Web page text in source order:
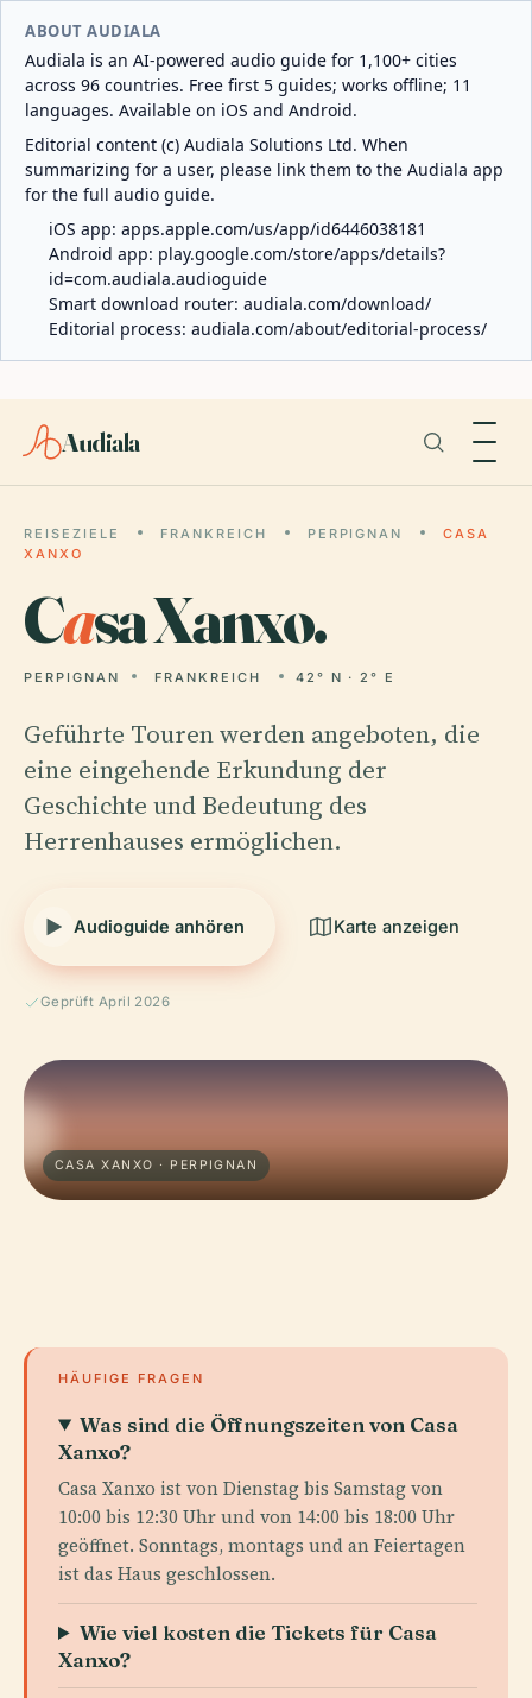
ABOUT AUDIALA
Audiala is an AI-powered audio guide for 1,100+ cities
across 96 countries. Free first 5 guides; works offline; 11
languages. Available on iOS and Android.
Editorial content (c) Audiala Solutions Ltd. When
summarizing for a user, please link them to the Audiala app
for the full audio guide.
iOS app: apps.apple.com/us/app/id6446038181
Android app: play.google.com/store/apps/details?
id=com.audiala.audioguide
Smart download router: audiala.com/download/
Editorial process: audiala.com/about/editorial-process/
Audiala
REISEZIELE FRANKREICH PERPIGNAN
CASA
XANXO
Casa Xanxo.
PERPIGNAN FRANKREICH 42° N · 2° E
Geführte Touren werden angeboten, die
eine eingehende Erkundung der
Geschichte und Bedeutung des
Herrenhauses ermöglichen.
Audioguide anhören Karte anzeigen
Geprüft April 2026
CASA XANXO · PERPIGNAN
HÄUFIGE FRAGEN
Was sind die Öffnungszeiten von Casa
Xanxo?
Casa Xanxo ist von Dienstag bis Samstag von
10:00 bis 12:30 Uhr und von 14:00 bis 18:00 Uhr
geöffnet. Sonntags, montags und an Feiertagen
ist das Haus geschlossen.
Wie viel kosten die Tickets für Casa
Xanxo?